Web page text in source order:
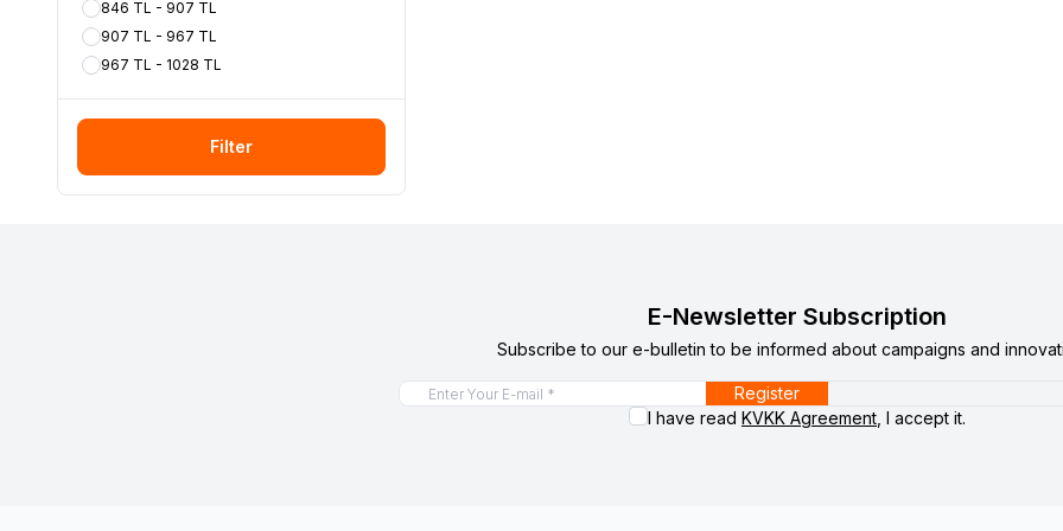
846 TL - 907 TL
907 TL - 967 TL
967 TL - 1028 TL
Filter
E-Newsletter Subscription
Subscribe to our e-bulletin to be informed about campaigns and
Register
I have read KVKK Agreement , I accept it.